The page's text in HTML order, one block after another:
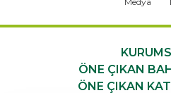
ÖNE ÇIKAN
ÖNE ÇIKAN